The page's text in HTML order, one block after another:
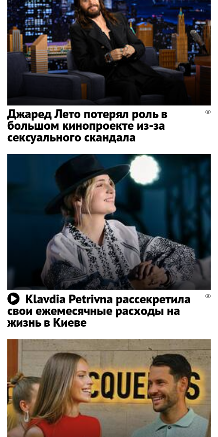
Джаред Лето потерял роль в
большом кинопроекте из-за
сексуального скандала
Klavdia Petrivna рассекретила
свои ежемесячные расходы на
жизнь в Киеве